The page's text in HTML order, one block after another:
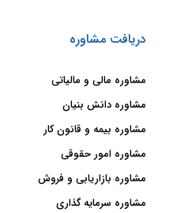
دریافت مشاوره
مشاوره مالی و مالیاتی
مشاوره دانش بنیان
مشاوره بیمه و قانون کار
مشاوره امور حقوقی
مشاوره بازاریابی و فروش
مشاوره سرمایه گذاری